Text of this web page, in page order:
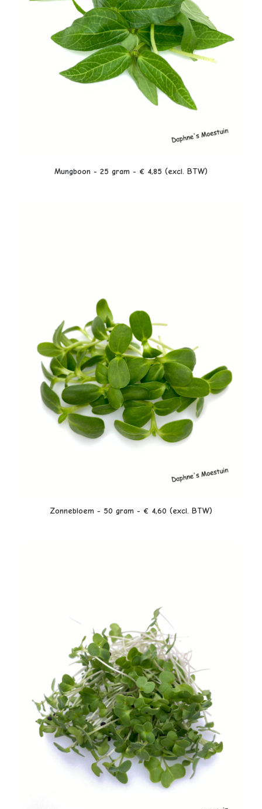
LEES VERDER
Mungboon - 25 gram - € 4,85 (excl. BTW)
LEES VERDER
Zonnebloem - 50 gram - € 4,60 (excl. BTW)